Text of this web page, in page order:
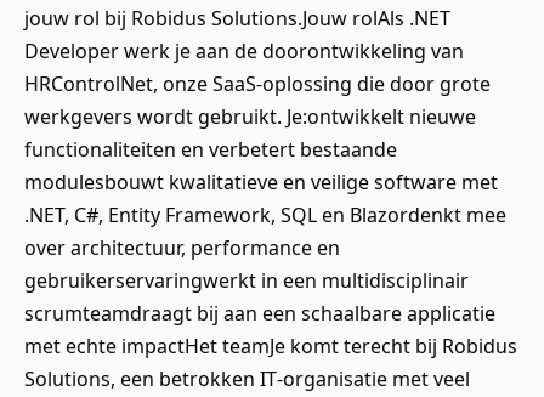
jouw rol bij Robidus Solutions.Jouw rolAls .NET
Developer werk je aan de doorontwikkeling van
HRControlNet, onze SaaS‑oplossing die door grote
werkgevers wordt gebruikt. Je:ontwikkelt nieuwe
functionaliteiten en verbetert bestaande
modulesbouwt kwalitatieve en veilige software met
.NET, C#, Entity Framework, SQL en Blazordenkt mee
over architectuur, performance en
gebruikerservaringwerkt in een multidisciplinair
scrumteamdraagt bij aan een schaalbare applicatie
met echte impactHet teamJe komt terecht bij Robidus
Solutions, een betrokken IT‑organisatie met veel